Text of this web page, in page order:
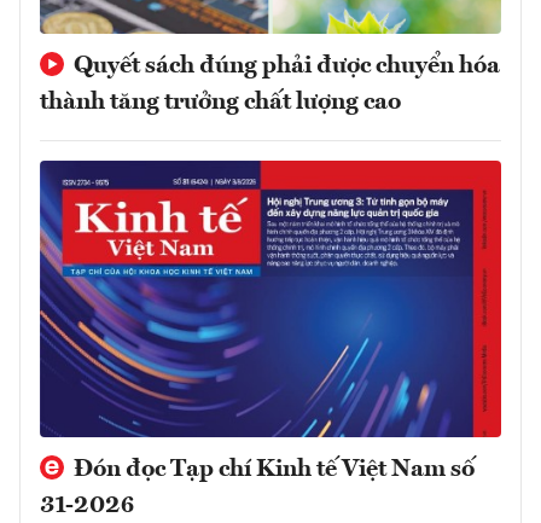
Quyết sách đúng phải được chuyển hóa
thành tăng trưởng chất lượng cao
Đón đọc Tạp chí Kinh tế Việt Nam số
31-2026